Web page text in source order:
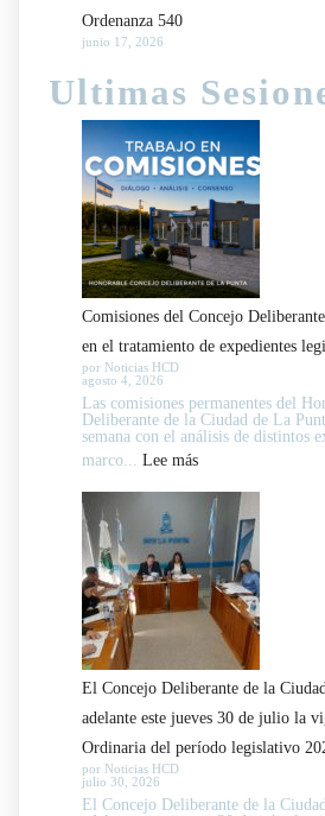
Ordenanza 540
junio 17, 2026
Ultimas
Comisiones del Concejo
en el tratamiento de expedientes
por Noticias HCD
agosto 4, 2026
Las comisiones permanentes del
Deliberante de la Ciudad de La
semana con el análisis de distintos
marco... Lee más:
Comisiones
del
Concejo
Deliberante
de
Punta
avanzaron
en
el
El Concejo Deliberante de la
adelante este jueves 30 de julio la
Ordinaria del período legislativo
por Noticias HCD
julio 30, 2026
El Concejo Deliberante de la